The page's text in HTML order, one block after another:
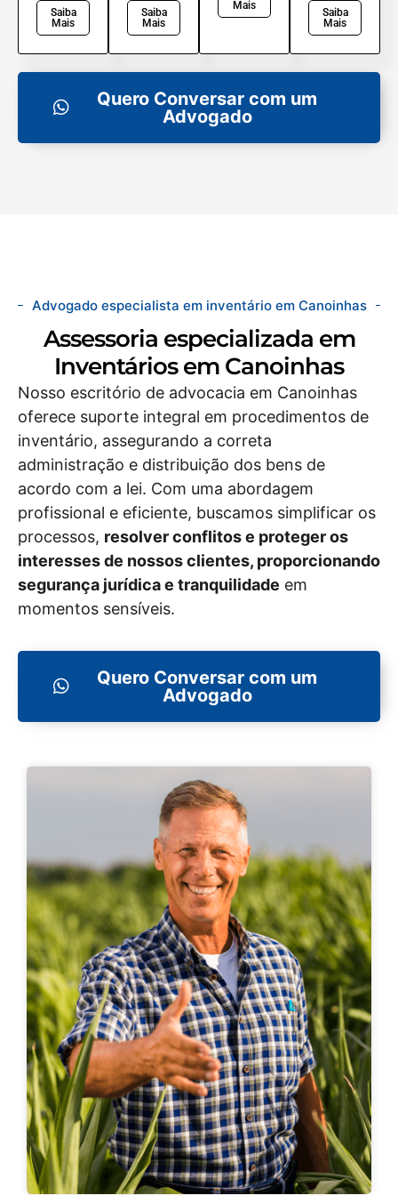
Saiba
Mais
Saiba
Mais
Mais
Saiba
Mais
Quero Conversar com um
Advogado
Advogado especialista em inventário em Canoinhas
Assessoria especializada em
Inventários em Canoinhas
Nosso escritório de advocacia em Canoinhas
oferece suporte integral em procedimentos de
inventário, assegurando a correta
administração e distribuição dos bens de
acordo com a lei. Com uma abordagem
profissional e eficiente, buscamos simplificar os
processos, resolver conflitos e proteger os
interesses de nossos clientes, proporcionando
segurança jurídica e tranquilidade em
momentos sensíveis.
Quero Conversar com um
Advogado